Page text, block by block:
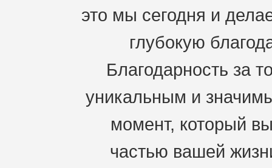
это мы сегодня и
глубокую
Благодарность за
уникальным и
момент, который
частью вашей